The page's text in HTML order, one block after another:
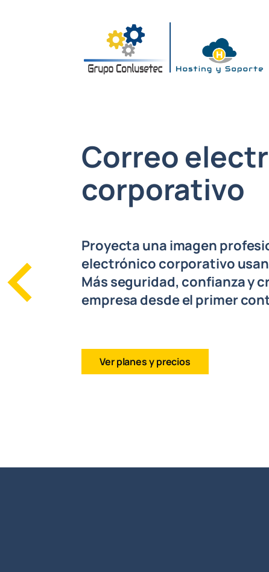
Correo
corporativo
Ver planes y precios
Proyecta una imagen
electrónico corporativo
Más seguridad, confianza y
empresa desde el primer